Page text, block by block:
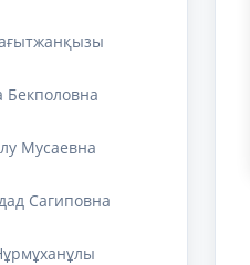
Мусаевна
Сагиповна